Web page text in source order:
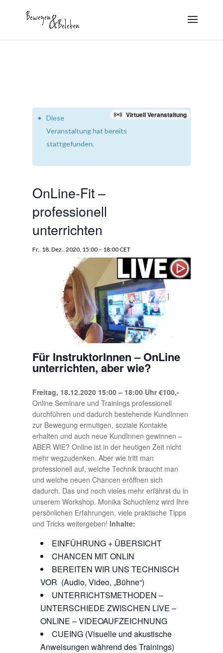
Virtuell Veranstaltung
Diese
Veranstaltung hat bereits
stattgefunden.
OnLine-Fit –
professionell
unterrichten
Fr.. 18. Dez.. 2020, 15:00– 18:00CET
Für InstruktorInnen – OnLine
unterrichten, aber wie?
Freitag, 18.12.2020 15:00 – 18:00 Uhr €100,-
Online Seminare und Trainings professionell
durchführen und dadurch bestehende KundInnen
zur Bewegung ermutigen, soziale Kontakte
erhalten und auch neue KundInnen gewinnen –
ABER WIE? Online ist in der heutigen Zeit nicht
mehr wegzudenken. Aber wie tritt man
professionell auf, welche Technik braucht man
und welche neuen Chancen eröffnen sich
dadurch. Das und noch vieles mehr erfährst du in
unserem Workshop. Monika Schuchlenz wird Ihre
persönlichen Erfahrungen, viele praktische Tipps
und Tricks weitergeben! Inhalte:
EINFÜHRUNG + ÜBERSICHT
CHANCEN MIT ONLIN
BEREITEN WIR UNS TECHNISCH
VOR (Audio, Video, „Bühne“)
UNTERRICHTSMETHODEN –
UNTERSCHIEDE ZWISCHEN LIVE –
ONLINE – VIDEOAUFZEICHNUNG
CUEING (Visuelle und akustische
Anweisungen während des Trainings)